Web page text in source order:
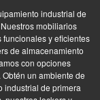
industrial de
mobiliarios
y eficientes
de almacenamiento
con opciones
un ambiente de
industrial de primera